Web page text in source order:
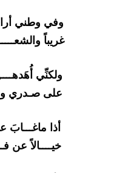
وفي وطني
غريباً
ولكنِّي
على صـدري
أذا
خيــــالاً عن